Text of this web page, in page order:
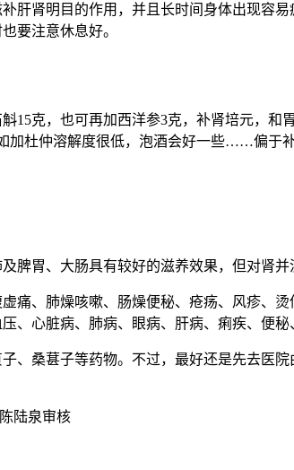
肝肾明目的作用，并且长时间身体出现容
要注意休息好。
15克，也可再加西洋参3克，补肾培元，
加杜仲溶解度很低，泡酒会好一些……偏于
脾胃、大肠具有较好的滋养效果，但对肾并
痛、肺燥咳嗽、肠燥便秘、疮疡、风疹、
、心脏病、肺病、眼病、肝病、痢疾、便
、桑葚子等药物。不过，最好还是先去医
陆泉审核